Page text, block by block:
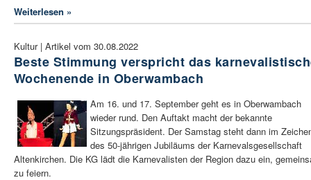
Weiterlesen »
Kultur | Artikel vom 30.08.2022
Beste Stimmung verspricht das
Wochenende in Oberwambach
Am 16. und 17. September geht es in Oberwambach
wieder rund. Den Auftakt macht der bekannte
Sitzungspräsident. Der Samstag steht dann im
des 50-jährigen Jubiläums der Karnevalsgesellschaft
Altenkirchen. Die KG lädt die Karnevalisten der Region dazu ein,
zu feiern.